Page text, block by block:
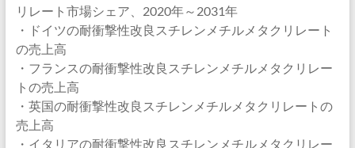
リレート市場シェア、2020年～2031年
・ドイツの耐衝撃性改良スチレンメチルメタクリレート
の売上高
・フランスの耐衝撃性改良スチレンメチルメタクリレー
トの売上高
・英国の耐衝撃性改良スチレンメチルメタクリレートの
売上高
・イタリアの耐衝撃性改良スチレンメチルメタクリレー